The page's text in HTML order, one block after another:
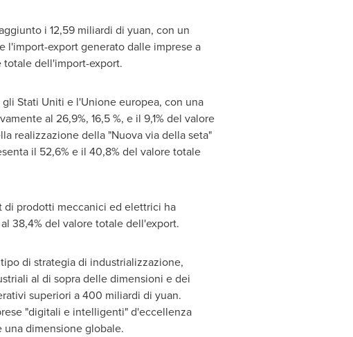
i 12,59 miliardi di yuan, con un
l'import-export generato dalle imprese a
totale dell'import-export.
Stati Uniti e l'Unione europea, con una
al 26,9%, 16,5 %, e il 9,1% del valore
realizzazione della "Nuova via della seta"
il 52,6% e il 40,8% del valore totale
di prodotti meccanici ed elettrici ha
38,4% del valore totale dell'export.
di strategia di industrializzazione,
al di sopra delle dimensioni e dei
superiori a 400 miliardi di yuan.
"digitali e intelligenti" d'eccellenza
una dimensione globale.